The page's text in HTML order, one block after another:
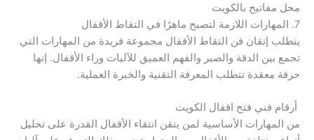
محل مفاتيح بالكويت
7. المهارات اللازمة لتصبح ماهرًا في التقاط الأقفال
يتطلب إتقان فن التقاط الأقفال مجموعة فريدة من المهارات التي
تجمع بين الدقة والصبر والفهم العميق للآليات وراء الأقفال. إنها
حرفة معقدة تتطلب المعرفة التقنية والخبرة العملية.
أرقام فني فتح اقفال الكويت
من المهارات الأساسية لمن يتقن انتقاء الأقفال القدرة على تحليل